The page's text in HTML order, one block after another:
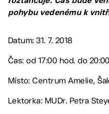
pohybu vedenému k
Datum: 31. 7. 2018
Čas: od 17:00 hod. do
Místo: Centrum Amelie,
Lektorka: MUDr. Petra